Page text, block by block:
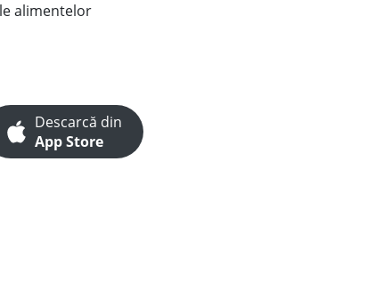
alimentelor
Descarcă din
App Store